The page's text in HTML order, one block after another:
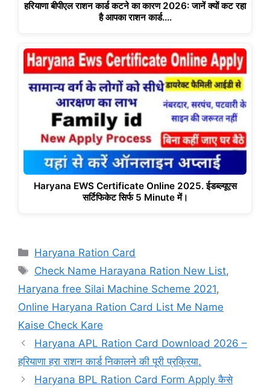
हरियाणा बीपीएल राशन कार्ड कटने का कारण 2026: जानें क्यों कट रहा
है आपका राशन कार्ड.…
Haryana EWS Certificate Online 2025. ईडब्ल्यूएस
सर्टिफिकेट सिर्फ 5 Minute में।
Categories
Haryana Ration Card
Tags
Check Name Harayana Ration New List,
Haryana free Silai Machine Scheme 2021,
Online Haryana Ration Card List Me Name
Kaise Check Kare
Haryana APL Ration Card Download 2026 –
हरियाणा हरा राशन कार्ड निकालने की पूरी प्रक्रिया.
Haryana BPL Ration Card Form Apply कैसे